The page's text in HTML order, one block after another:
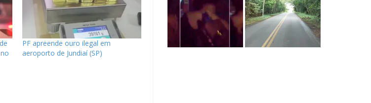
PF apreende ouro ilegal em
aeroporto de Jundiaí (SP)